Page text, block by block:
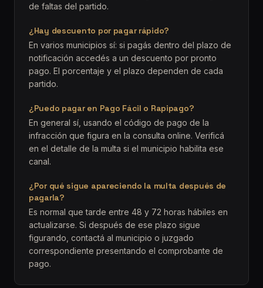
de faltas del partido.
¿Hay descuento por pagar rápido?
En varios municipios sí: si pagás dentro del plazo de
notificación accedés a un descuento por pronto
pago. El porcentaje y el plazo dependen de cada
partido.
¿Puedo pagar en Pago Fácil o Rapipago?
En general sí, usando el código de pago de la
infracción que figura en la consulta online. Verificá
en el detalle de la multa si el municipio habilita ese
canal.
¿Por qué sigue apareciendo la multa después de
pagarla?
Es normal que tarde entre 48 y 72 horas hábiles en
actualizarse. Si después de ese plazo sigue
figurando, contactá al municipio o juzgado
correspondiente presentando el comprobante de
pago.